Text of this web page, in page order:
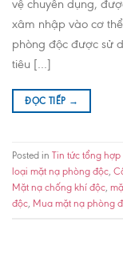
vệ chuyên dụng,
xâm nhập vào cơ
phòng độc được sử
tiêu […]
ĐỌC TIẾP →
Posted in Tin tức tổng hợp
loại mặt nạ phòng độc,
Mặt nạ chống khí độc,
độc, Mua mặt nạ phòng